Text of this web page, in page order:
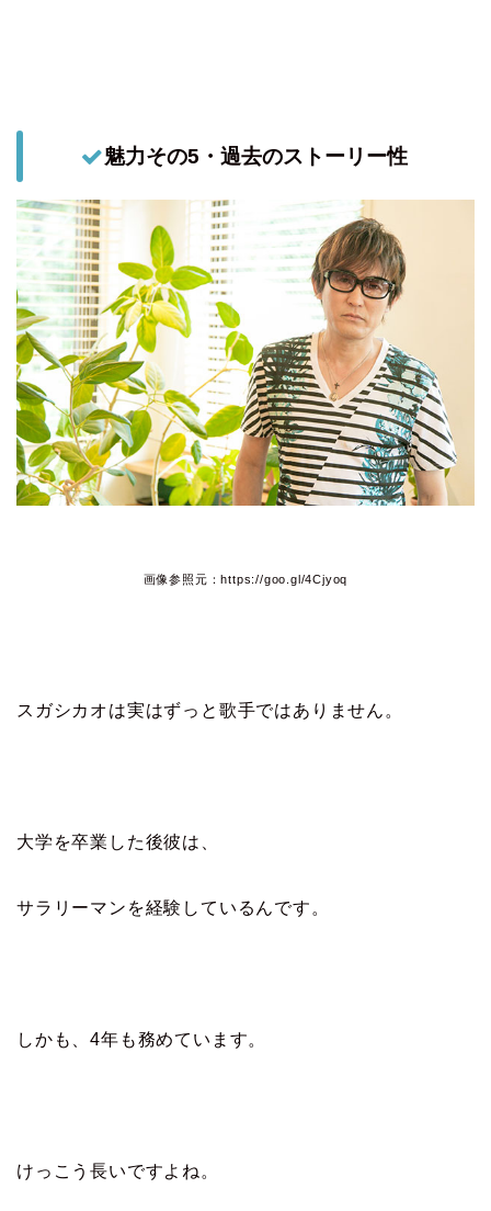
魅力その5・過去のストーリー性
画像参照元：https://goo.gl/4Cjyoq
スガシカオは実はずっと歌手ではありません。
大学を卒業した後彼は、
サラリーマンを経験しているんです。
しかも、4年も務めています。
けっこう長いですよね。